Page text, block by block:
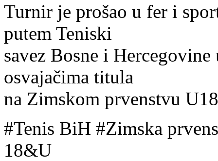
Turnir je prošao u fer i
putem Teniski
savez Bosne i
osvajačima titula
na Zimskom prvenstvu
#Tenis BiH #Zimska
18&U